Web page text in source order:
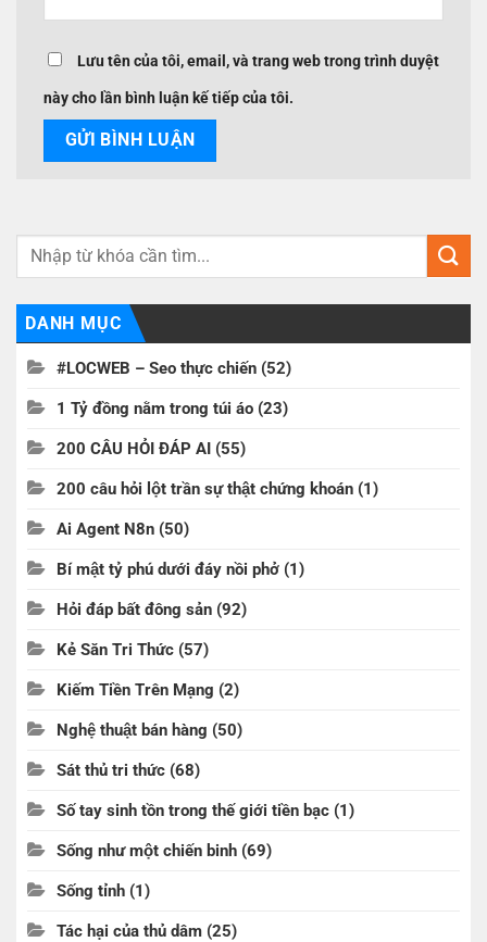
Lưu tên của tôi, email, và trang web trong trình duyệt
này cho lần bình luận kế tiếp của tôi.
DANH MỤC
#LOCWEB – Seo thực chiến (52)
1 Tỷ đồng nằm trong túi áo (23)
200 CÂU HỎI ĐÁP AI (55)
200 câu hỏi lột trần sự thật chứng khoán (1)
Ai Agent N8n (50)
Bí mật tỷ phú dưới đáy nồi phở (1)
Hỏi đáp bất đông sản (92)
Kẻ Săn Tri Thức (57)
Kiếm Tiền Trên Mạng (2)
Nghệ thuật bán hàng (50)
Sát thủ tri thức (68)
Số tay sinh tồn trong thế giới tiền bạc (1)
Sống như một chiến binh (69)
Sống tỉnh (1)
Tác hại của thủ dâm (25)